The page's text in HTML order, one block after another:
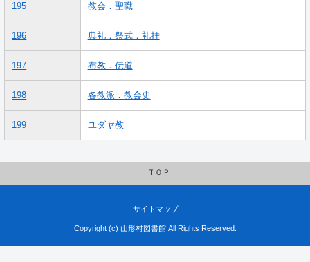
195 教会．聖職
196 典礼．祭式．礼拝
197 布教．伝道
198 各教派．教会史
199 ユダヤ教
ＴＯＰ
サイトマップ
Copyright (c) 山形村図書館 All Rights Reserved.